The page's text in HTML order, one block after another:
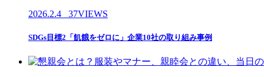
2026.2.4 37VIEWS
SDGs目標2「飢餓をゼロに」企業10社の取り組み事例